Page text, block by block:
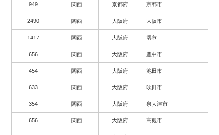
949 関西 京都府 京都市
2490 関西 大阪府 大阪市
1417 関西 大阪府 堺市
656 関西 大阪府 豊中市
454 関西 大阪府 池田市
633 関西 大阪府 吹田市
354 関西 大阪府 泉大津市
656 関西 大阪府 高槻市